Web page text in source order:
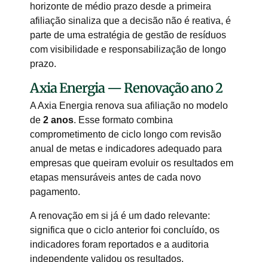
horizonte de médio prazo desde a primeira
afiliação sinaliza que a decisão não é reativa, é
parte de uma estratégia de gestão de resíduos
com visibilidade e responsabilização de longo
prazo.
Axia Energia — Renovação ano 2
A Axia Energia renova sua afiliação no modelo
de 2 anos. Esse formato combina
comprometimento de ciclo longo com revisão
anual de metas e indicadores adequado para
empresas que queiram evoluir os resultados em
etapas mensuráveis antes de cada novo
pagamento.
A renovação em si já é um dado relevante:
significa que o ciclo anterior foi concluído, os
indicadores foram reportados e a auditoria
independente validou os resultados.